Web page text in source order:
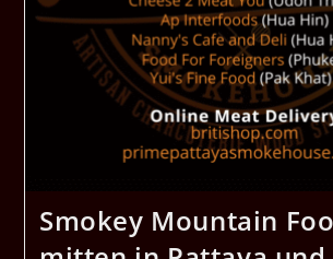
Smokey Mountain